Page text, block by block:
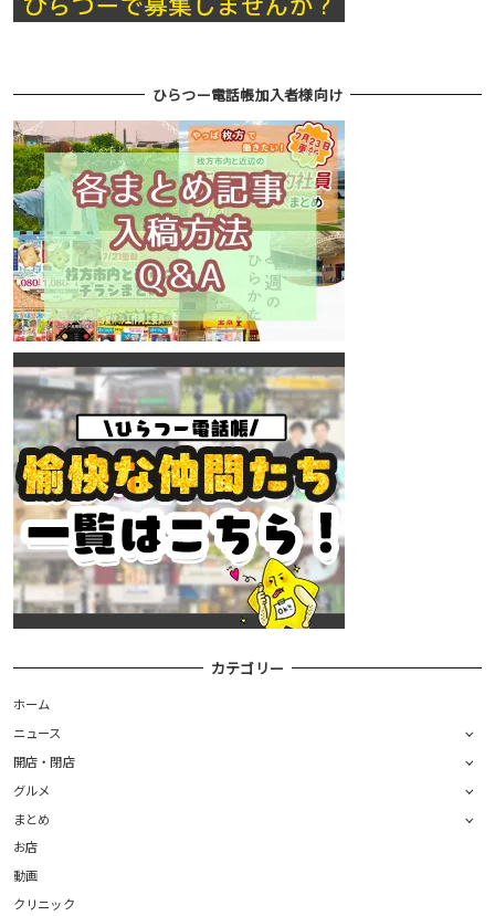
ひらつー電話帳加入者様向け
カテゴリー
ホーム
ニュース
開店・閉店
グルメ
まとめ
お店
動画
クリニック